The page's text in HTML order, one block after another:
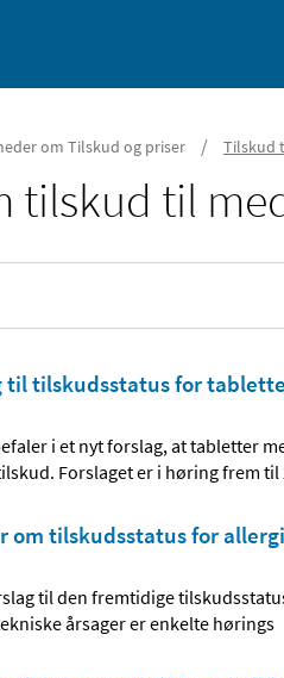
om Tilskud og priser / Tilskud
tilskud til
til tilskudsstatus for
i et nyt forslag, at tabletter
Forslaget er i høring frem til
om tilskudsstatus for
til den fremtidige
årsager er enkelte hørings